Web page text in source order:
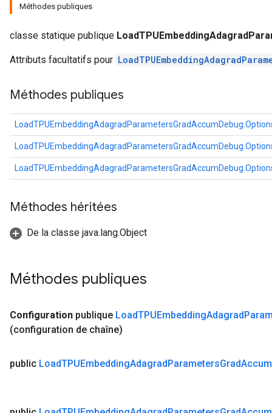
Méthodes publiques
classe statique publique
Attributs facultatifs pour
Méthodes publiques
Méthodes héritées
De la classe java.lang.Object
Méthodes publiques
Configuration publique LoadTPUEmbeddingAdagrad
(configuration de chaîne)
public LoadTPUEmbeddingAdagradParametersGradAccum